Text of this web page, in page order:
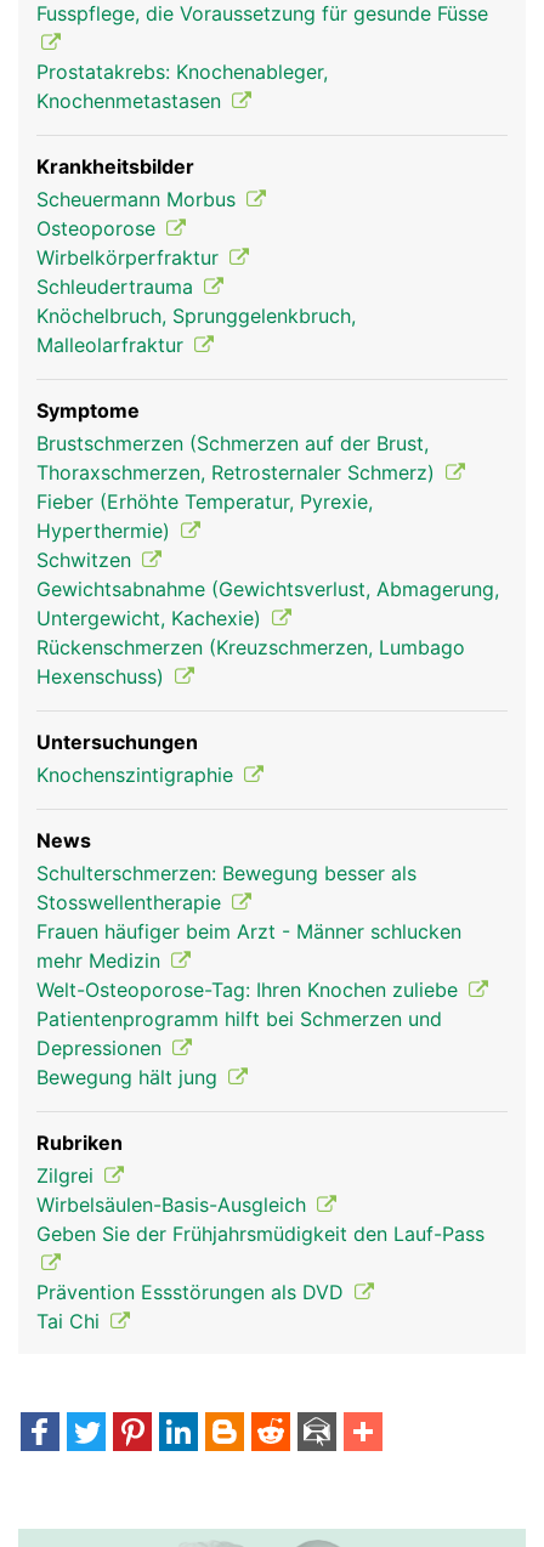
Fusspflege, die Voraussetzung für gesunde Füsse
Prostatakrebs: Knochenableger,
Knochenmetastasen
Krankheitsbilder
Scheuermann Morbus
Osteoporose
Wirbelkörperfraktur
Schleudertrauma
Knöchelbruch, Sprunggelenkbruch,
Malleolarfraktur
Symptome
Brustschmerzen (Schmerzen auf der Brust,
Thoraxschmerzen, Retrosternaler Schmerz)
Fieber (Erhöhte Temperatur, Pyrexie,
Hyperthermie)
Schwitzen
Gewichtsabnahme (Gewichtsverlust, Abmagerung,
Untergewicht, Kachexie)
Rückenschmerzen (Kreuzschmerzen, Lumbago
Hexenschuss)
Untersuchungen
Knochenszintigraphie
News
Schulterschmerzen: Bewegung besser als
Stosswellentherapie
Frauen häufiger beim Arzt - Männer schlucken
mehr Medizin
Welt-Osteoporose-Tag: Ihren Knochen zuliebe
Patientenprogramm hilft bei Schmerzen und
Depressionen
Bewegung hält jung
Rubriken
Zilgrei
Wirbelsäulen-Basis-Ausgleich
Geben Sie der Frühjahrsmüdigkeit den Lauf-Pass
Prävention Essstörungen als DVD
Tai Chi